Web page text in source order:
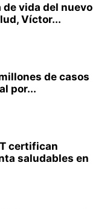
de vida del nuevo
Víctor...
de casos
por...
certifican
saludables en